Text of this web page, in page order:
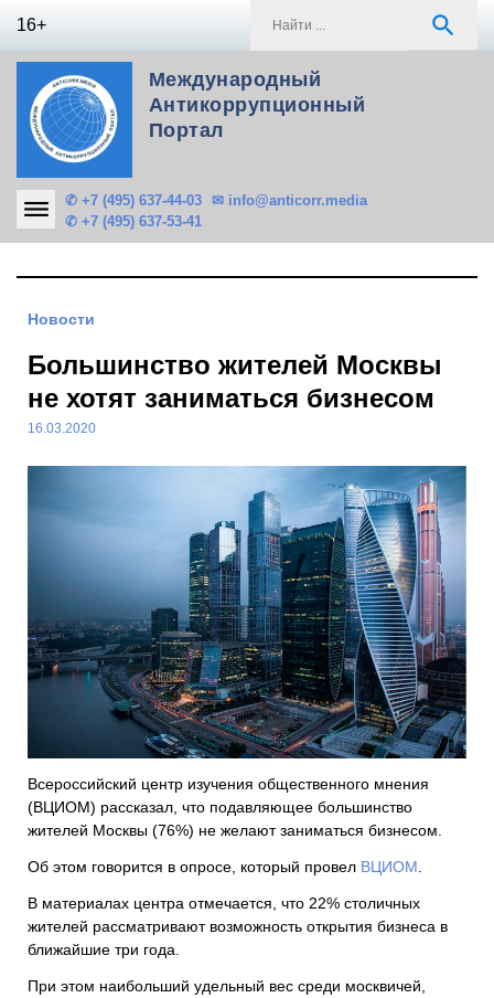
16+ search
Международный
Антикоррупционный
Портал
✆ +7 (495) 637-44-03
✆ +7 (495) 637-53-41
✉ info@anticorr.media
Новости
Большинство жителей Москвы
не хотят заниматься бизнесом
16.03.2020
Всероссийский центр изучения общественного мнения
(ВЦИОМ) рассказал, что подавляющее большинство
жителей Москвы (76%) не желают заниматься бизнесом.
Об этом говорится в опросе, который провел ВЦИОМ
В материалах центра отмечается, что 22% столичных
жителей рассматривают возможность открытия бизнеса в
ближайшие три года.
При этом наибольший удельный вес среди москвичей,